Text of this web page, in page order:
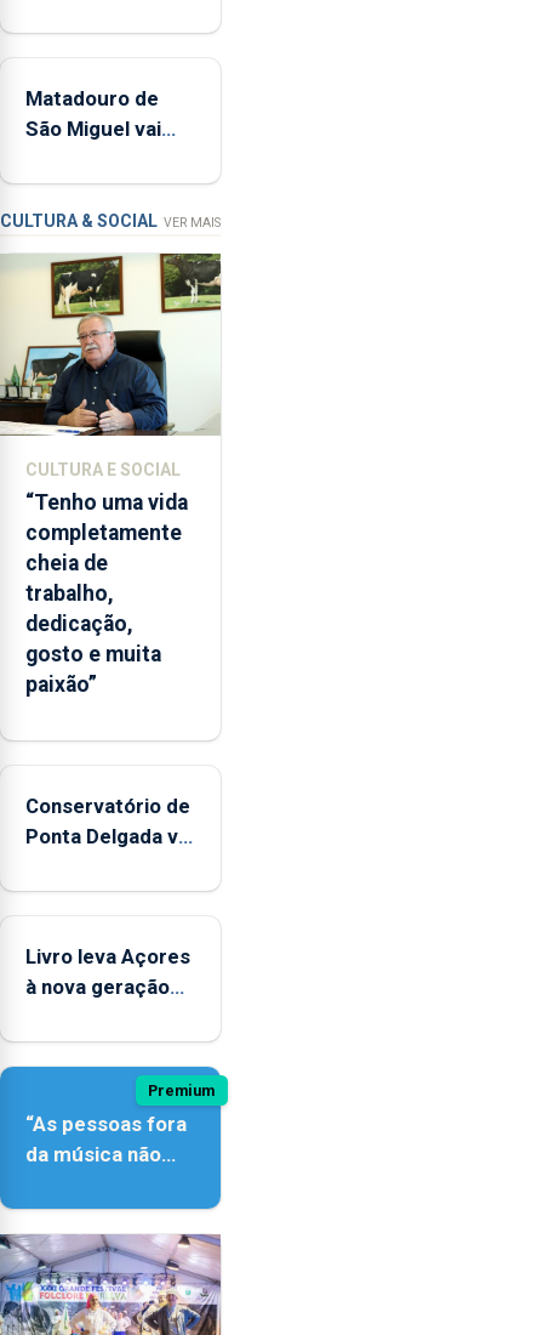
permitindo
reforçar
condições
de
ensino
instituição
controlar a dívida
Matadouro de
São Miguel vai
requalificação
CULTURA & SOCIAL VER MAIS
CULTURA E SOCIAL
“Tenho uma vida
completamente
cheia de
trabalho,
dedicação,
gosto e muita
paixão”
Conservatório de
Ponta Delgada vai
novos
Livro leva Açores
à nova geração
Premium
“As pessoas fora
da música não
quão difícil é
produzir uma
música”